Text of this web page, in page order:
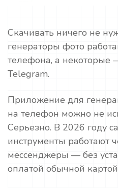
Скачивать ничего не
генераторы фото
телефона, а некоторые
Telegram.
Приложение для
на телефон можно не
Серьезно. В 2026 году
инструменты работают
мессенджеры — без
оплатой обычной